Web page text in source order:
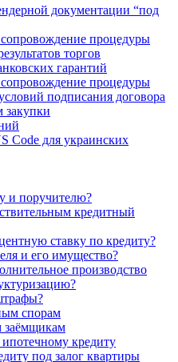
документации “под
процедуры
торгов
гарантий
процедуры
подписания договора
закупки
Code для украинских
и поручителю?
кредитный
ставку по кредиту?
и его имущество?
производство
спорам
кредиту
под залог квартиры